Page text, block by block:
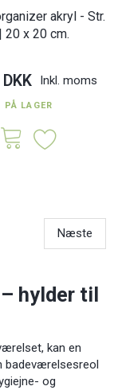
akryl - Str.
20 x 20 cm.
Inkl. moms
PÅ LAGER
Næste
hylder til
kan en
badeværelsesreol
og